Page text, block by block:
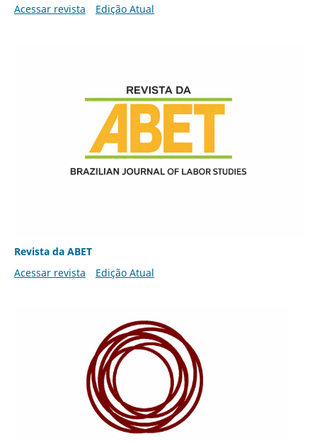
Acessar revista Edição Atual
Revista da ABET
Acessar revista
Edição Atual